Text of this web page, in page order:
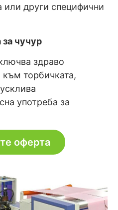
или други специфични
чучур
здраво
към торбичката,
употреба за
оферта